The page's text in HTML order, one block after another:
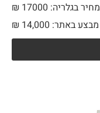
מחיר בגלריה: 17000 ₪
מבצע באתר:
₪ 14,000